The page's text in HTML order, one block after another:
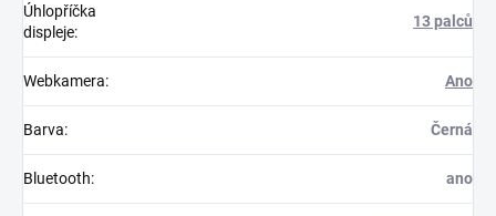
Úhlopříčka
displeje:
13 palců
Webkamera: Ano
Barva: Černá
Bluetooth: ano